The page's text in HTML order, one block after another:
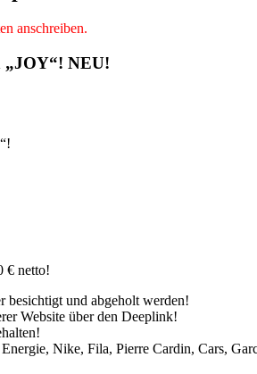
anschreiben.
NEU!
€ netto!
besichtigt und abgeholt werden!
Website über den Deeplink!
Nike, Fila, Pierre Cardin, Cars,